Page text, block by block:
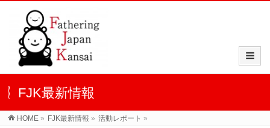
FJK最新情報
HOME » FJK最新情報 » 活動レポート »